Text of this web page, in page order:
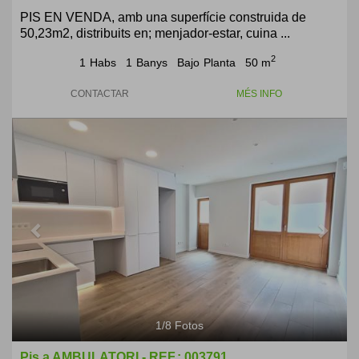
PIS EN VENDA, amb una superfície construida de
50,23m2, distribuits en; menjador-estar, cuina ...
1 Habs 1 Banys Bajo Planta 50 m2
CONTACTAR MÉS INFO
Previous
1/8Fotos